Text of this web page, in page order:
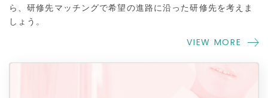
ら、研修先マッチングで希望の進路に沿った研修先を考えま
しょう。
VIEW MORE